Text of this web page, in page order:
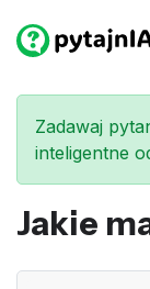
Zadawaj
inteligentne
Jakie